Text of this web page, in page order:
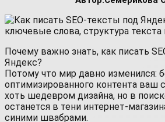
Почему важно знать, как писать
Яндекс?
Потому что мир давно изменился:
оптимизированного контента ваш
хоть шедевром дизайна, но в
останется в тени интернет-
синими швабрами.